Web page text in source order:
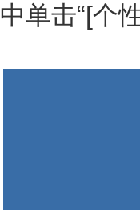
中单击“[个